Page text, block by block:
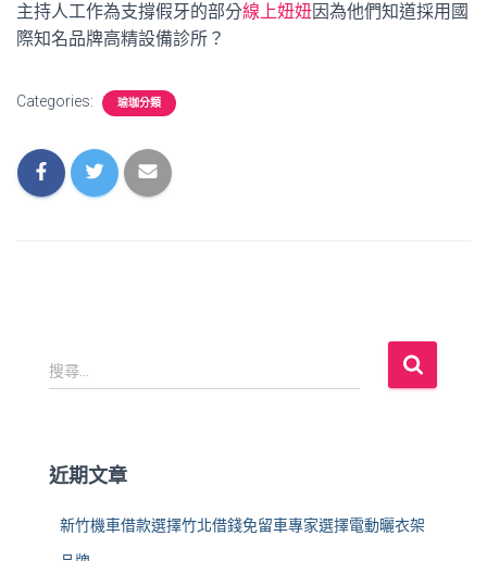
主持人工作為支撐假牙的部分線上妞妞因為他們知道採用國
際知名品牌高精設備診所？
Categories: 瑜珈分類
搜
尋
:
搜尋...
近期文章
新竹機車借款選擇竹北借錢免留車專家選擇電動曬衣架